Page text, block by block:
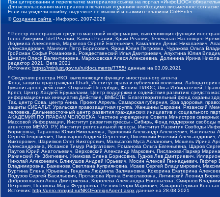
При цитировании и перепечатке материалов ссылка на портал «ИнфоШОС»
Для использования материалов в печатных изданиях необходимо письменное
Если вы увидели ошибку, выделите ее мышкой и нажмите клавиши Ctrl+Enter
©Создание сайта - Инфорос, 2007-2026
* Реестр иностранных средств массовой информации, выполняющих функции
Голос Америки, Idel.Реалии, Кавказ.Реалии, Крым.Реалии, Телеканал Настоящее
Людмила Алексеевна, Маркелов Сергей Евгеньевич, Камалягин Денис Николаевич,
Александрович, Маняхин Петр Борисович, Ярош Юлия Петровна, Чуракова Ольга
Гройсман Софья Романовна, Рождественский Илья Дмитриевич, Апухтина Юлия
Шмагун Олеся Валентиновна, Мароховская Алеся Алексеевна, Долинина Ирина
редактор 2021, Вега 2021
Источник: https://minjust.gov.ru/ru/documents/7755/ данные на 03.09.2021
* Сведения реестра НКО, выполняющих функции иностранного агента:
Фонд защиты прав граждан Штаб, Институт права и публичной политики,
Гуманитарное действие, Открытый Петербург, Феникс ПЛЮС, Лига Избирателей,
Крест, Центр Хасдей Ерушалаим, Центр поддержки и содействия развитию средств
информационных инициатив Действие, ВМЕСТЕ, Благотворительный фонд охраны
Так, центр Сова, центр Анна, Проект Апрель, Самарская губерния, Эра здоровья,
защиты СИБАЛЬТ, Уральская правозащитная группа, Женщины Евразии, Рязанский
человека, Дальневосточный центр развития гражданских инициатив и социального
АКАДЕМИЯ ПО ПРАВАМ ЧЕЛОВЕКА, Частное учреждение Совета Министров северных
Массовой Информации, Институт развития прессы - Сибирь, Фонд поддержки
агентство МЕМО. РУ, Институт региональной прессы, Институт Развития Свободы
Борисовна, Таранова Юлия Николаевна, Туровский Александр Алексеевич,
Сергей Георгиевич, Пивоваров Андрей Сергеевич, Писемский Евгений
Викторович, Шарипков Олег Викторович, Мальсагов Муса Асланович, Мошель Ирина
Александровна, Исламов Тимур Рифгатович, Романова Ольга Евгеньевна, Щаров
Паутов Юрий Анатольевич, Верховский Александр Маркович, Пислакова-Паркер
Рачинский Ян Збигневич, Жемкова Елена Борисовна, Гудков Лев Дмитриевич,
Николай Алексеевич, Блинушов Андрей Юрьевич, Мосин Алексей Геннадьевич,
Владимировна, Баженова Светлана Куприяновна, Исаев Сергей Владимирович,
Буртина Елена Юрьевна, Гендель Людмила Залмановна, Кокорина Екатерина
Подузов Сергей Васильевич, Протасова Ирина Вячеславовна, Литинский Леонид
Добровольская Анна Дмитриевна, Королева Александра Евгеньевна, Смирнов
Петрович, Полякова Мара Федоровна, Резник Генри Маркович, Захаров Герман
Источник: http://unro.minjust.ru/NKOForeignAgent.aspx данные на 28.08.2021